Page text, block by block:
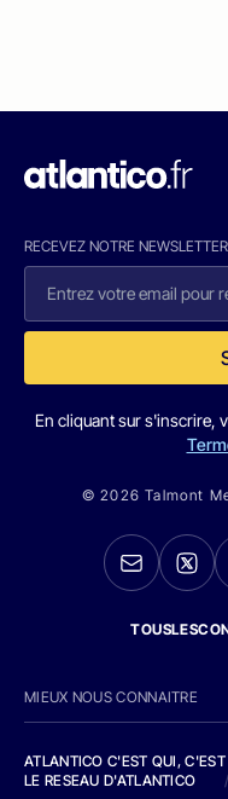
RECEVEZ NOTRE NEWSLETTER
En cliquant sur s'inscrire,
© 2026 Talmont
MIEUX NOUS CONNAITRE
ATLANTICO C'EST QUI,
LE RESEAU D'ATLANTICO
/